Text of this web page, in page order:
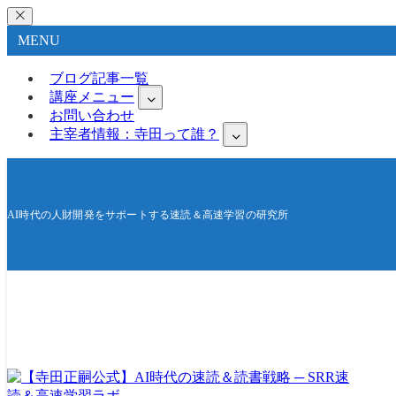
MENU
ブログ記事一覧
講座メニュー
お問い合わせ
主宰者情報：寺田って誰？
AI時代の人財開発をサポートする速読＆高速学習の研究所